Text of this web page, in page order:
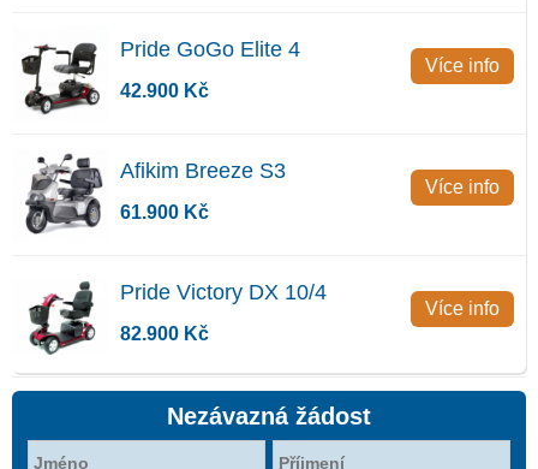
Pride GoGo Elite 4
42.900 Kč
Více info
Afikim Breeze S3
61.900 Kč
Více info
Pride Victory DX 10/4
82.900 Kč
Více info
Nezávazná žádost